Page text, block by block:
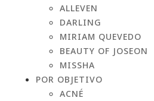
ALLEVEN
DARLING
MIRIAM QUEVEDO
BEAUTY OF JOSEON
MISSHA
POR OBJETIVO
ACNÉ